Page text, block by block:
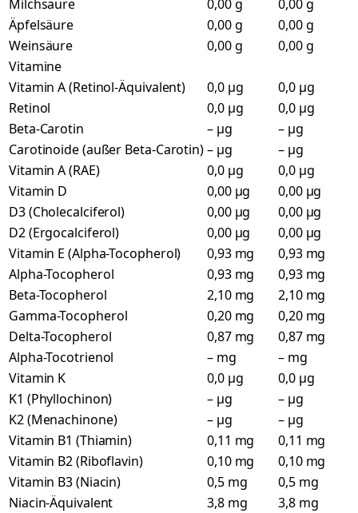
Milchsäure
0,00 g
0,00 g
Äpfelsäure
0,00 g
0,00 g
Weinsäure
0,00 g
0,00 g
Vitamine
Vitamin A (Retinol-Äquivalent)
0,0 µg
0,0 µg
Retinol
0,0 µg
0,0 µg
Beta-Carotin
– µg
– µg
Carotinoide (außer Beta-Carotin)– µg
– µg
Vitamin A (RAE)
0,0 µg
0,0 µg
Vitamin D
0,00 µg
0,00 µg
D3 (Cholecalciferol)
0,00 µg
0,00 µg
D2 (Ergocalciferol)
0,00 µg
0,00 µg
Vitamin E (Alpha-Tocopherol)
0,93 mg
0,93 mg
Alpha-Tocopherol
0,93 mg
0,93 mg
Beta-Tocopherol
2,10 mg
2,10 mg
Gamma-Tocopherol
0,20 mg
0,20 mg
Delta-Tocopherol
0,87 mg
0,87 mg
Alpha-Tocotrienol
– mg
– mg
Vitamin K
0,0 µg
0,0 µg
K1 (Phyllochinon)
– µg
– µg
K2 (Menachinone)
– µg
– µg
Vitamin B1 (Thiamin)
0,11 mg
0,11 mg
Vitamin B2 (Riboflavin)
0,10 mg
0,10 mg
Vitamin B3 (Niacin)
0,5 mg
0,5 mg
Niacin-Äquivalent
3,8 mg
3,8 mg